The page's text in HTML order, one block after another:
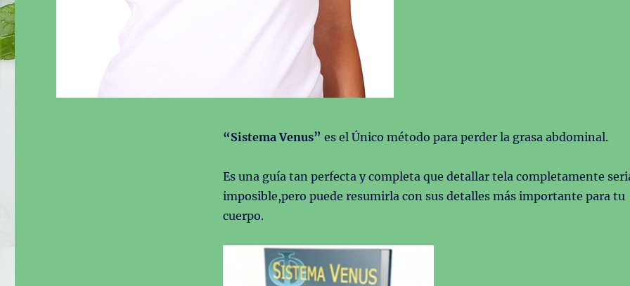
“Sistema Venus” es el Único método para perder la grasa abdominal.
Es una guía tan perfecta y completa que detallar tela completamente
imposible,pero puede resumirla con sus detalles más importante para tu
cuerpo.